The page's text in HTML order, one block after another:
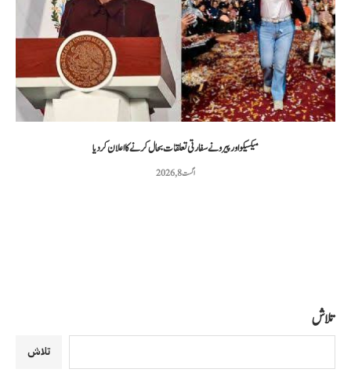
میکسیکو اور پیرو نے سفارتی تعلقات بحال کرنے کا اعلان کر دیا
اگست 8, 2026
تلاش
تلاش